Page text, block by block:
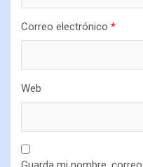
Correo electrónico *
Web